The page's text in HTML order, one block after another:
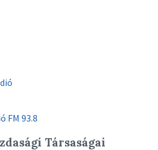
FM 93.8
Társaságai